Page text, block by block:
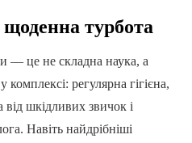
турбота
— це не складна наука, а
регулярна гігієна,
шкідливих звичок і
Навіть найдрібніші